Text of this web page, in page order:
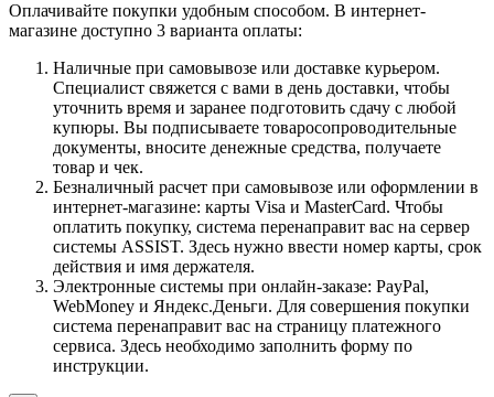
Оплачивайте покупки удобным способом. В интернет-
магазине доступно 3 варианта оплаты:
Наличные при самовывозе или доставке курьером.
Специалист свяжется с вами в день доставки, чтобы
уточнить время и заранее подготовить сдачу с любой
купюры. Вы подписываете товаросопроводительные
документы, вносите денежные средства, получаете
товар и чек.
Безналичный расчет при самовывозе или оформлении в
интернет-магазине: карты Visa и MasterCard. Чтобы
оплатить покупку, система перенаправит вас на сервер
системы ASSIST. Здесь нужно ввести номер карты, срок
действия и имя держателя.
Электронные системы при онлайн-заказе: PayPal,
WebMoney и Яндекс.Деньги. Для совершения покупки
система перенаправит вас на страницу платежного
сервиса. Здесь необходимо заполнить форму по
инструкции.